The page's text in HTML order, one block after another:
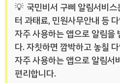
국민비서 구삐 알림서비
터 과태료, 민원사무안내 등
자주 사용하는 앱으로 알림을
다. 자칫하면 깜박하고 놓칠
자주 사용하는 앱으로 알림서
편리합니다.